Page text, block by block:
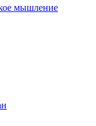
мышление